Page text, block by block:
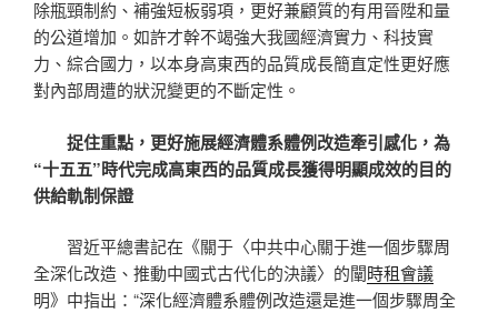
除瓶頸制約、補強短板弱項，更好兼顧質的有用晉陞和量
的公道增加。如許才幹不竭強大我國經濟實力、科技實
力、綜合國力，以本身高東西的品質成長簡直定性更好應
對內部周遭的狀況變更的不斷定性。
捉住重點，更好施展經濟體系體例改造牽引感化，為
“十五五”時代完成高東西的品質成長獲得明顯成效的目的
供給軌制保證
習近平總書記在《關于〈中共中心關于進一個步驟周
全深化改造、推動中國式古代化的決議〉的闡時租會議
明》中指出：“深化經濟體系體例改造還是進一個步驟周全